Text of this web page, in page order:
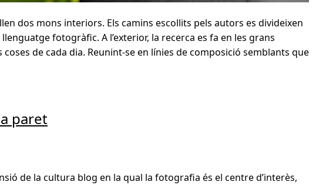
dos mons interiors. Els camins escollits pels autors es divideixen
fotogràfic. A l’exterior, la recerca es fa en les grans
de cada dia. Reunint-se en línies de composició semblants que
paret
de la cultura blog en la qual la fotografia és el centre d’interès,